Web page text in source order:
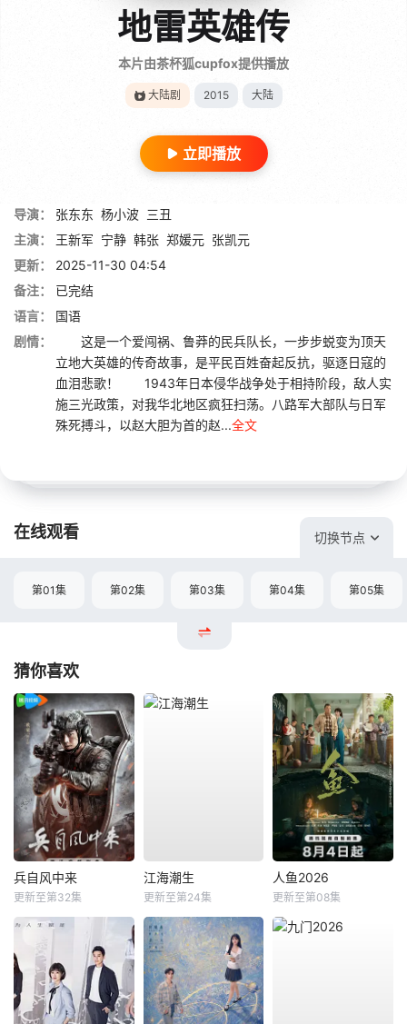
地雷英雄传
本片由茶杯狐cupfox提供播放
大陆剧 2015 大陆
立即播放
导演： 张东东 杨小波 三丑
主演：
王新军 宁静 韩张 郑媛元 张凯元
更新：
2025-11-30 04:54
备注：
已完结
语言：
国语
剧情：
这是一个爱闯祸、鲁莽的民兵队长，一步步蜕变为顶天
立地大英雄的传奇故事，是平民百姓奋起反抗，驱逐日寇的
血泪悲歌！ 1943年日本侵华战争处于相持阶段，敌人实
施三光政策，对我华北地区疯狂扫荡。八路军大部队与日军
殊死搏斗，以赵大胆为首的赵...全文
在线观看 切换节点
第01集 第02集 第03集 第04集 第05集
猜你喜欢
兵自风中来
更新至第32集
江海潮生
更新至第24集
人鱼2026
更新至第08集